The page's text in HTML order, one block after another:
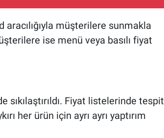
müşterilere sunmakla
ise menü veya basılı fiyat
Fiyat listelerinde tespit
her ürün için ayrı ayrı yaptırım